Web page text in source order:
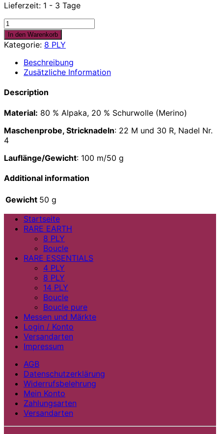
Lieferzeit: 1 - 3 Tage
nightshade
-
schwarz
PLY
In den Warenkorb
Kategorie: 8 PLY
Beschreibung
Zusätzliche Information
Description
Material: 80 % Alpaka, 20 % Schurwolle (Merino)
Maschenprobe, Stricknadeln: 22 M und 30 R, Nadel Nr.
4
Lauflänge/Gewicht: 100 m/50 g
Additional information
Gewicht 50 g
Startseite
RARE EARTH
8 PLY
Boucle
RARE ESSENTIALS
4 PLY
8 PLY
14 PLY
Boucle
Boucle pure
Messen und Märkte
Login / Konto
Versandarten
Impressum
AGB
Datenschutzerklärung
Widerrufsbelehrung
Mein Konto
Zahlungsarten
Versandarten